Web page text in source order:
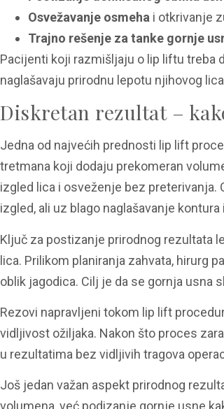
Osvežavanje osmeha i otkrivanje
Trajno rešenje za tanke gornje
Pacijenti koji razmišljaju o lip liftu treba
naglašavaju prirodnu lepotu njihovog
Diskretan rezultat –
Jedna od najvećih prednosti lip lift
tretmana koji dodaju prekomeran
izgled lica i osveženje bez preterivanja.
izgled, ali uz blago naglašavanje
Ključ za postizanje prirodnog rezultata
lica. Prilikom planiranja zahvata, hirurg
oblik jagodica. Cilj je da se gornja usna
Rezovi napravljeni tokom lip lift
vidljivost ožiljaka. Nakon što proces
u rezultatima bez vidljivih tragova
Još jedan važan aspekt prirodnog
volumena, već podizanje gornje usne